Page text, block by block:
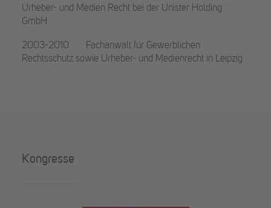
Urheber- und Medien Recht bei der Unister Holding
GmbH
2003-2010 Fachanwalt für Gewerblichen
Rechtsschutz sowie Urheber- und Medienrecht in Leipzig
Kongresse